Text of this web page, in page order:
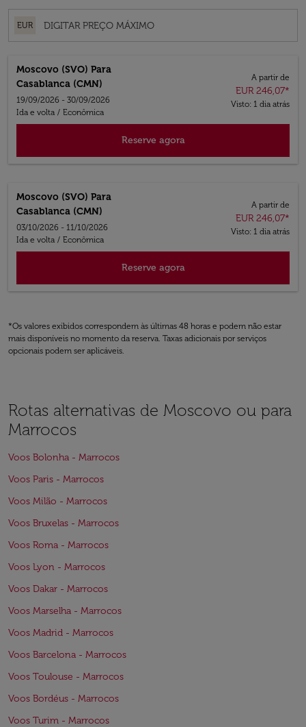
EUR
Moscovo (SVO) Para
Casablanca (CMN)
19/09/2026 - 30/09/2026
Ida e volta / Econômica
A partir de
EUR 246,07*
Visto: 1 dia atrás
Reserve agora
Moscovo (SVO) Para
Casablanca (CMN)
03/10/2026 - 11/10/2026
Ida e volta / Econômica
A partir de
EUR 246,07*
Visto: 1 dia atrás
Reserve agora
*Os valores exibidos correspondem às últimas 48 horas e podem não estar
mais disponíveis no momento da reserva. Taxas adicionais por serviços
opcionais podem ser aplicáveis.
Rotas alternativas de Moscovo ou para
Marrocos
Voos Bolonha - Marrocos
Voos Paris - Marrocos
Voos Milão - Marrocos
Voos Bruxelas - Marrocos
Voos Roma - Marrocos
Voos Lyon - Marrocos
Voos Dakar - Marrocos
Voos Marselha - Marrocos
Voos Madrid - Marrocos
Voos Barcelona - Marrocos
Voos Toulouse - Marrocos
Voos Bordéus - Marrocos
Voos Turim - Marrocos